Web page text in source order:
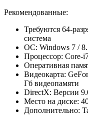
Рекомендованные:
Требуются 64-
система
ОС: Windows 7 /
Процессор: Core-
Оперативная
Видеокарта:
Гб видеопамяти
DirectX: Версии
Место на диске:
Дополнительно: